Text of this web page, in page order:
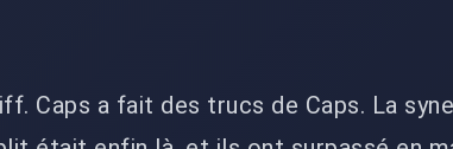
Caps a fait des trucs de Caps. La